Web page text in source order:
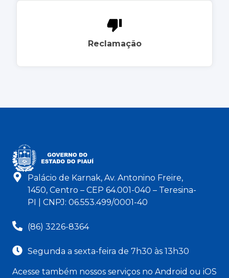
Reclamação
Palácio de Karnak, Av. Antonino Freire,
1450, Centro – CEP 64.001-040 – Teresina-
PI | CNPJ: 06.553.499/0001-40
(86) 3226-8364
Segunda a sexta-feira de 7h30 às 13h30
Acesse também nossos serviços no Android ou iOS